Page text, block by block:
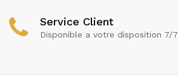
Service Client
Disponible a votre disposition 7/7